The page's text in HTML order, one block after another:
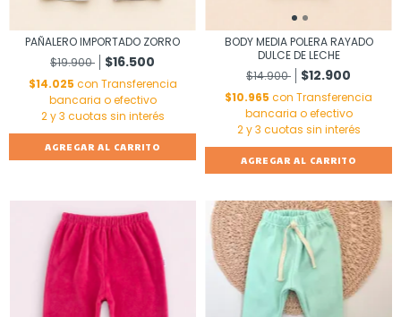
PAÑALERO IMPORTADO ZORRO
$19.900
$16.500
$14.025 con Transferencia
bancaria o efectivo
AGREGAR AL CARRITO
BODY MEDIA POLERA RAYADO
DULCE DE LECHE
$14.900
$12.900
$10.965 con Transferencia
bancaria o efectivo
AGREGAR AL CARRITO